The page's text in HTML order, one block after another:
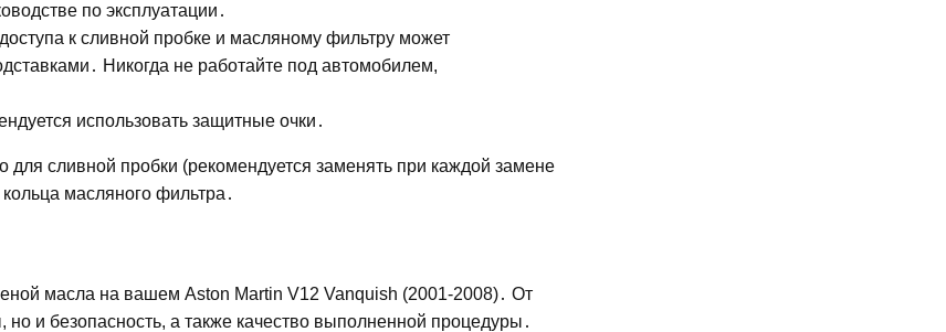
по эксплуатации․
к сливной пробке и масляному фильтру может
Никогда не работайте под автомобилем,
использовать защитные очки․
сливной пробки (рекомендуется заменять при каждой замене
масляного фильтра․
масла на вашем Aston Martin V12 Vanquish (2001-2008)․ От
но и безопасность, а также качество выполненной процедуры․